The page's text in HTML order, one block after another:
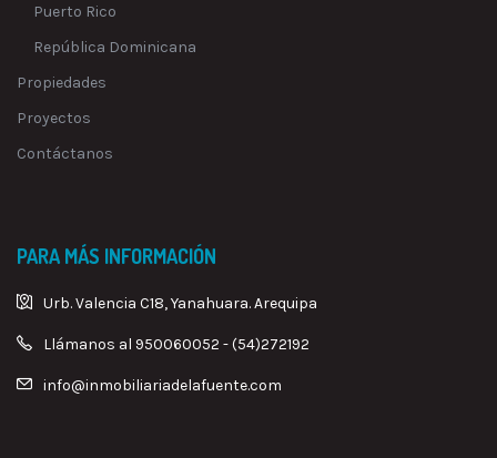
Puerto Rico
República Dominicana
Propiedades
Proyectos
Contáctanos
PARA MÁS INFORMACIÓN
Urb. Valencia C18, Yanahuara. Arequipa
Llámanos al 950060052 - (54)272192
info@inmobiliariadelafuente.com